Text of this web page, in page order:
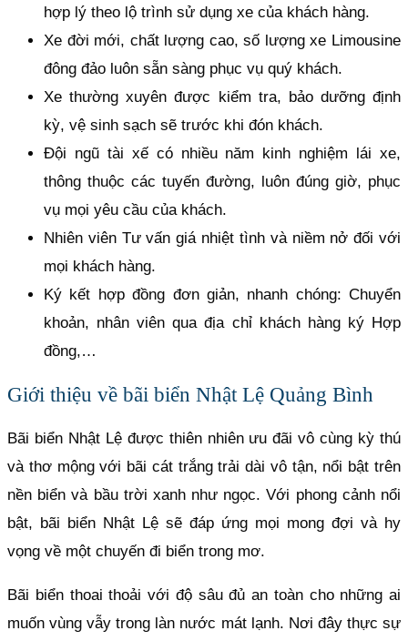
hợp lý theo lộ trình sử dụng xe của khách hàng.
Xe đời mới, chất lượng cao, số lượng xe Limousine
đông đảo luôn sẵn sàng phục vụ quý khách.
Xe thường xuyên được kiểm tra, bảo dưỡng định
kỳ, vệ sinh sạch sẽ trước khi đón khách.
Đội ngũ tài xế có nhiều năm kinh nghiệm lái xe,
thông thuộc các tuyến đường, luôn đúng giờ, phục
vụ mọi yêu cầu của khách.
Nhiên viên Tư vấn giá nhiệt tình và niềm nở đối với
mọi khách hàng.
Ký kết hợp đồng đơn giản, nhanh chóng: Chuyển
khoản, nhân viên qua địa chỉ khách hàng ký Hợp
đồng,…
Giới thiệu về bãi biển Nhật Lệ Quảng Bình
Bãi biển Nhật Lệ được thiên nhiên ưu đãi vô cùng kỳ thú
và thơ mộng với bãi cát trắng trải dài vô tận, nổi bật trên
nền biển và bầu trời xanh như ngọc. Với phong cảnh nổi
bật, bãi biển Nhật Lệ sẽ đáp ứng mọi mong đợi và hy
vọng về một chuyến đi biển trong mơ.
Bãi biển thoai thoải với độ sâu đủ an toàn cho những ai
muốn vùng vẫy trong làn nước mát lạnh. Nơi đây thực sự